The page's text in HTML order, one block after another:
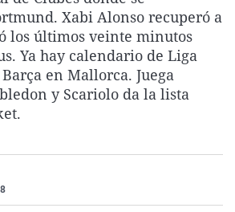
La rosa de los vientos
Gente viajera
Como el perro y el
Caso
Retornados
Equipo de
Operación Viuda
Extremadura
Galicia
La Rioja
Navarra
Virales
Televisión
Elecciones
Xabi Alonso recuperó a
los últimos veinte minutos
Ya hay calendario de Liga
en Mallorca. Juega
y Scariolo da la lista